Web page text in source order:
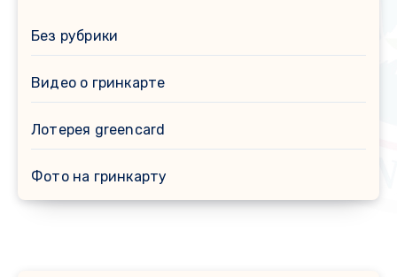
Без рубрики
Видео о гринкарте
Лотерея greencard
Фото на гринкарту